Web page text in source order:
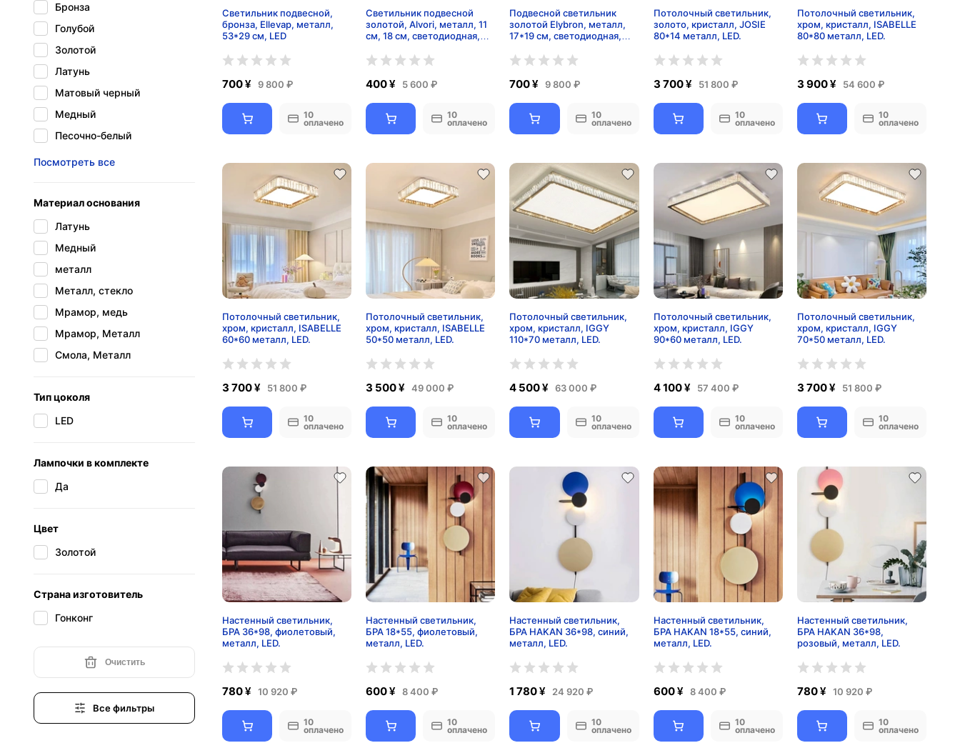
Бронза
Голубой
Золотой
Латунь
Матовый черный
Медный
Песочно-белый
Песочно-черный
Розовый
Россыпное золото
Серебро
Серый
Титановое золото
Черно-золотой
Черный, золотой
Посмотреть все
Материал основания
Латунь
Медный
металл
Металл, стекло
Мрамор, медь
Мрамор, Металл
Смола, Металл
Тип цоколя
LED
Лампочки в комплекте
Да
Цвет
Золотой
Страна изготовитель
Гонконг
Очистить
Все фильтры
Светильник подвесной,
бронза, Ellevap, металл,
53*29 см, LED
700 ¥ 9 800 ₽
10
оплачено
Светильник подвесной
золотой, Alvori, металл, 11
см, 18 см, светодиодная,
400 ¥ 5 600 ₽
10
оплачено
Подвесной светильник
золотой Elybron, металл,
17*19 см, светодиодная,
700 ¥ 9 800 ₽
10
оплачено
Потолочный светильник,
золото, кристалл, JOSIE
80*14 металл, LED.
3 700 ¥ 51 800 ₽
10
оплачено
Потолочный светильник,
хром, кристалл, ISABELLE
80*80 металл, LED.
3 900 ¥ 54 600 ₽
10
оплачено
Потолочный светильник,
хром, кристалл, ISABELLE
60*60 металл, LED.
3 700 ¥ 51 800 ₽
10
оплачено
Потолочный светильник,
хром, кристалл, ISABELLE
50*50 металл, LED.
3 500 ¥ 49 000 ₽
10
оплачено
Потолочный светильник,
хром, кристалл, IGGY
110*70 металл, LED.
4 500 ¥ 63 000 ₽
10
оплачено
Потолочный светильник,
хром, кристалл, IGGY
90*60 металл, LED.
4 100 ¥ 57 400 ₽
10
оплачено
Потолочный светильник,
хром, кристалл, IGGY
70*50 металл, LED.
3 700 ¥ 51 800 ₽
10
оплачено
Настенный светильник,
БРА 36*98, фиолетовый,
металл, LED.
780 ¥ 10 920 ₽
10
оплачено
Настенный светильник,
БРА 18*55, фиолетовый,
металл, LED.
600 ¥ 8 400 ₽
10
оплачено
Настенный светильник,
БРА HAKAN 36*98, синий,
металл, LED.
1 780 ¥ 24 920 ₽
10
оплачено
Настенный светильник,
БРА HAKAN 18*55, синий,
металл, LED.
600 ¥ 8 400 ₽
10
оплачено
Настенный светильник,
БРА HAKAN 36*98,
розовый, металл, LED.
780 ¥ 10 920 ₽
10
оплачено